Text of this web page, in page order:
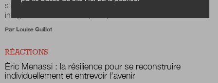
s’inspirer pour créer de nouvelles formes publiques ayant
intégré dans leur ADN un principe d...
Par Louise Guillot
RÉACTIONS
Éric Menassi : la résilience pour se reconstruire
individuellement et entrevoir l’avenir